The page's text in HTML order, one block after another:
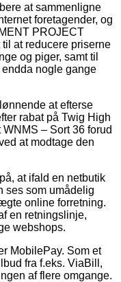
at sammenligne
foretagender, og
PROJECT
at reducere priserne
og piger, samt til
nogle gange
at efterse
rabat på Twig High
– Sort 36 forud
at modtage den
at ifald en netbutik
ses som umådelig
online forretning.
en retningslinje,
webshops.
MobilePay. Som et
fra f.eks. ViaBill,
af flere omgange.